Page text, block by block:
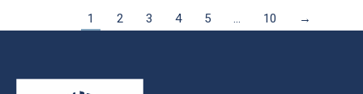
1 2 3 4 5 … 10 →